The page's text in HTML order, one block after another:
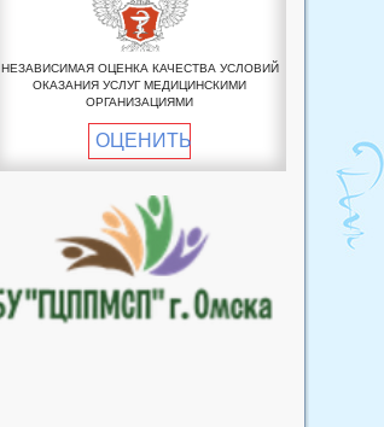
Новолосевский фельдшерско-
акушерский пункт
Ночкинский фельдшерско-
акушерский пункт
Первотаровский
фельдшерско-акушерский
пункт
Пучковский фельдшерско-
акушерский пункт
Рославский фельдшерско-
акушерский пункт
Улендыкульский
«Исилькульский
профессионально
-педагогический колледж»
НЕЗАВИСИМАЯ ОЦЕНКА КАЧЕСТВА УСЛОВИЙ
ОКАЗАНИЯ УСЛУГ МЕДИЦИНСКИМИ
ОРГАНИЗАЦИЯМИ
ОЦЕНИТЬ